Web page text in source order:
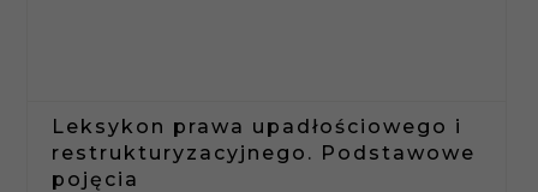
Leksykon prawa upadłościowego i
restrukturyzacyjnego. Podstawowe
pojęcia